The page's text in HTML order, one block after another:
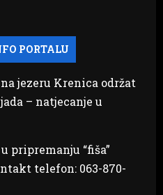
jezeru Krenica održat
– natjecanje u
pripremanju “fiša”
telefon: 063-870-